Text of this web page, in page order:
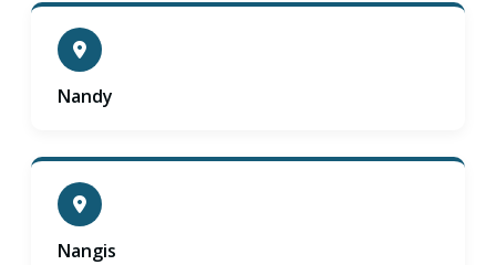
Nandy
Nangis